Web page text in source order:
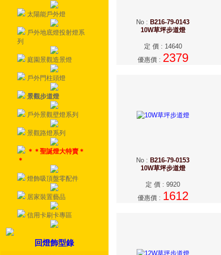
太陽能戶外燈
戶外地底燈投射燈系
列
庭園景觀造景燈
戶外門柱頭燈
景觀步道燈
戶外景觀壁燈系列
景觀路燈系列
＊＊聖誕燈大特賣＊
＊
燈飾吸頂盤零配件
居家裝置藝品
信用卡刷卡專區
回燈飾型錄
No : B216-79-0143
10W草坪步道燈
定 價: 14640
優惠價: 2379
No : B216-79-0153
10W草坪步道燈
定 價 : 9920
優惠價: 1612